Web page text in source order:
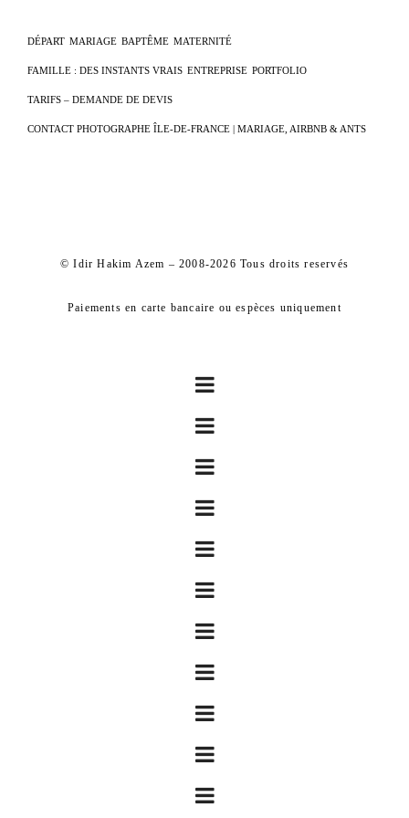
DÉPART MARIAGE BAPTÊME MATERNITÉ
FAMILLE : DES INSTANTS VRAIS ENTREPRISE PORTFOLIO
TARIFS – DEMANDE DE DEVIS
CONTACT PHOTOGRAPHE ÎLE-DE-FRANCE | MARIAGE, AIRBNB & ANTS
© Idir Hakim Azem – 2008-2026 Tous droits reservés
Paiements en carte bancaire ou espèces uniquement